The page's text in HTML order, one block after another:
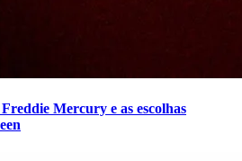
Mercury e as escolhas